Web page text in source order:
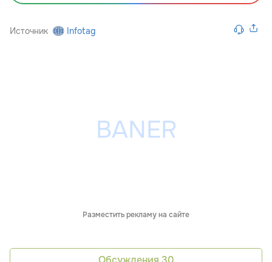
Источник Infotag
Разместить рекламу на сайте